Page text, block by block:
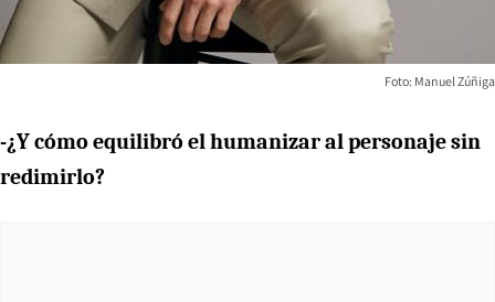
Foto: Manuel Zúñiga
-¿Y cómo equilibró el humanizar al personaje sin
redimirlo?